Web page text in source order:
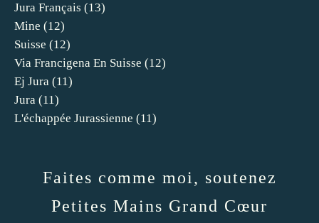
Jura Français (13)
Mine (12)
Suisse (12)
Via Francigena En Suisse (12)
Ej Jura (11)
Jura (11)
L'échappée Jurassienne (11)
Faites comme moi, soutenez
Petites Mains Grand Cœur